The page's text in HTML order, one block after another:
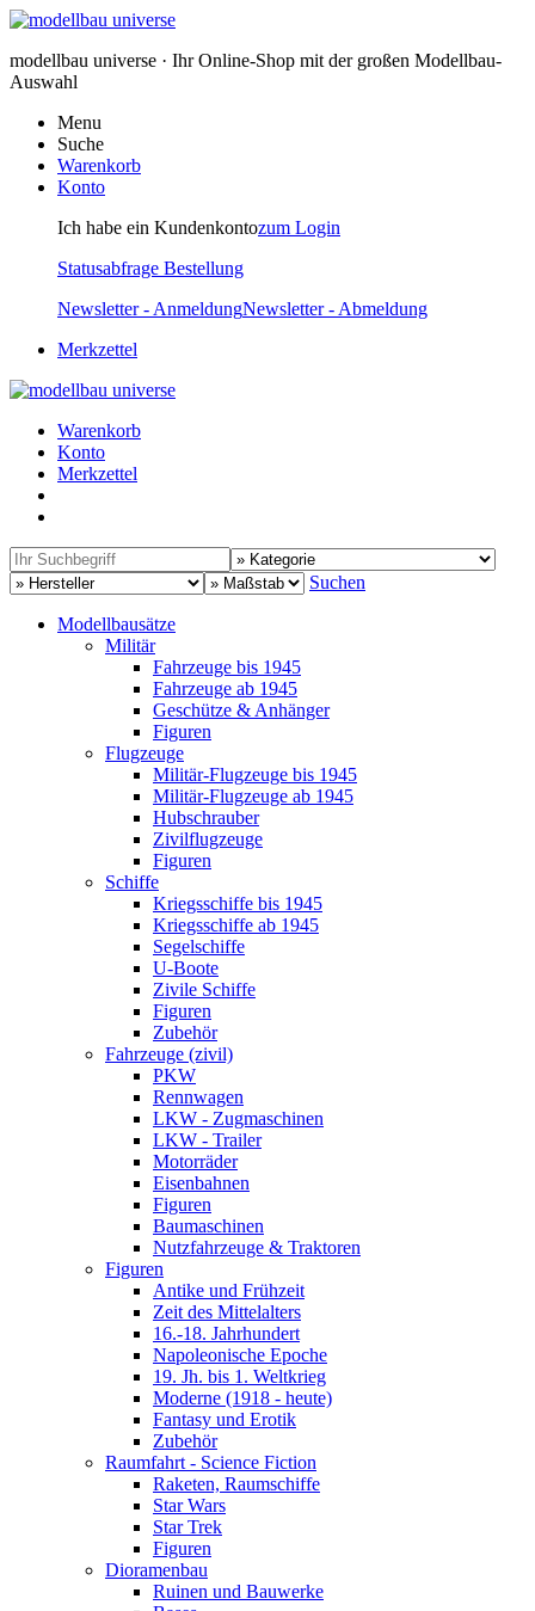
modellbau universe · Ihr Online-Shop mit der großen Modellbau-
Auswahl
Menu
Suche
Warenkorb
Konto
Ich habe ein Kundenkontozum Login
Statusabfrage Bestellung
Newsletter - AnmeldungNewsletter - Abmeldung
Merkzettel
Warenkorb
Konto
Merkzettel
Suchen
Modellbausätze
Militär
Fahrzeuge bis 1945
Fahrzeuge ab 1945
Geschütze & Anhänger
Figuren
Flugzeuge
Militär-Flugzeuge bis 1945
Militär-Flugzeuge ab 1945
Hubschrauber
Zivilflugzeuge
Figuren
Schiffe
Kriegsschiffe bis 1945
Kriegsschiffe ab 1945
Segelschiffe
U-Boote
Zivile Schiffe
Figuren
Zubehör
Fahrzeuge (zivil)
PKW
Rennwagen
LKW - Zugmaschinen
LKW - Trailer
Motorräder
Eisenbahnen
Figuren
Baumaschinen
Nutzfahrzeuge & Traktoren
Figuren
Antike und Frühzeit
Zeit des Mittelalters
16.-18. Jahrhundert
Napoleonische Epoche
19. Jh. bis 1. Weltkrieg
Moderne (1918 - heute)
Fantasy und Erotik
Zubehör
Raumfahrt - Science Fiction
Raketen, Raumschiffe
Star Wars
Star Trek
Figuren
Dioramenbau
Ruinen und Bauwerke